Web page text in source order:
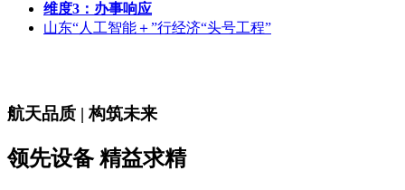
维度3：办事响应
山东“人工智能＋”行经济“头号工程”
航天品质 | 构筑未来
领先设备 精益求精